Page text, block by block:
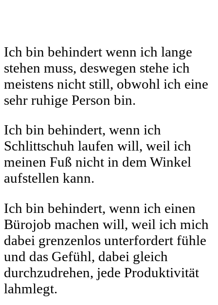
Ich bin behindert wenn ich lange
stehen muss, deswegen stehe ich
meistens nicht still, obwohl ich eine
sehr ruhige Person bin.
Ich bin behindert, wenn ich
Schlittschuh laufen will, weil ich
meinen Fuß nicht in dem Winkel
aufstellen kann.
Ich bin behindert, wenn ich einen
Bürojob machen will, weil ich mich
dabei grenzenlos unterfordert fühle
und das Gefühl, dabei gleich
durchzudrehen, jede Produktivität
lahmlegt.